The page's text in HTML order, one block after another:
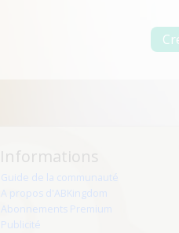
Informations
Guide de la communauté
A propos d'ABKingdom
Abonnements Premium
Publicité